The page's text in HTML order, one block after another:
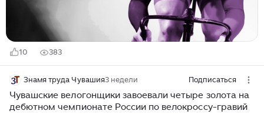
10 383
Знамя труда Чувашия3 недели Подписаться
Чувашские велогонщики завоевали четыре золота на
дебютном чемпионате России по велокроссу-гравий